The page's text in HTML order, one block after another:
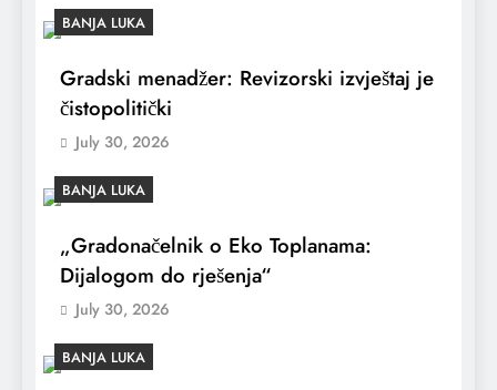
BANJA LUKA
Gradski menadžer: Revizorski izvještaj je
čistopolitički
July 30, 2026
BANJA LUKA
„Gradonačelnik o Eko Toplanama:
Dijalogom do rješenja“
July 30, 2026
BANJA LUKA